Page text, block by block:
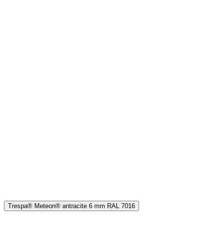
Trespa® Meteon® antracite 6 mm RAL 7016